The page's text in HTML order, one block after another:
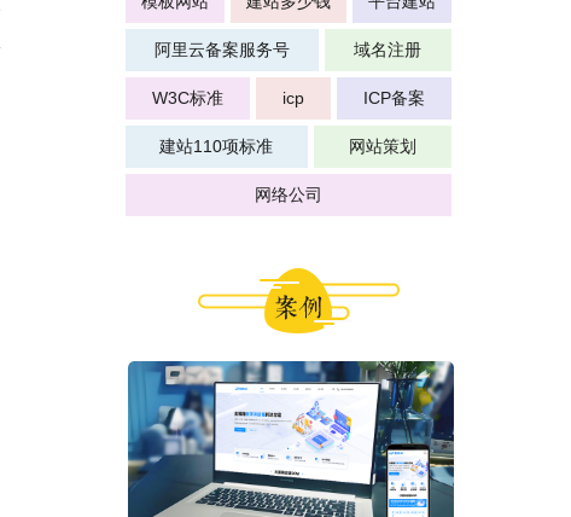
阿里云备案服务号 域名注册
W3C标准 icp ICP备案
建站110项标准 网站策划
网络公司